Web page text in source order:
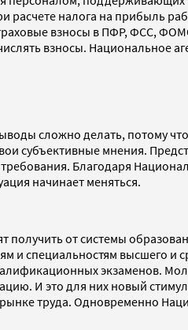
налога на прибыль
взносы в ПФР, ФСС,
взносы. Национальное
сложно делать, потому
субъективные мнения.
Благодаря
начинает меняться.
получить от системы
и специальностям высшего и
экзаменов.
И это для них новый
труда. Одновременно